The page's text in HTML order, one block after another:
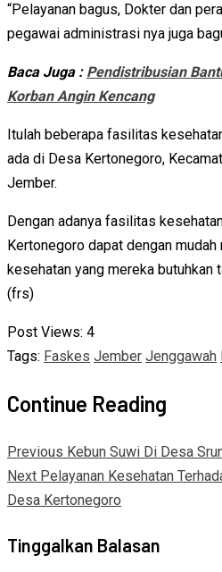
“Pelayanan bagus, Dokter dan
pegawai administrasi nya juga
Baca Juga : Pendistribusian
Korban Angin Kencang
Itulah beberapa fasilitas
ada di Desa Kertonegoro,
Jember.
Dengan adanya fasilitas
Kertonegoro dapat dengan
kesehatan yang mereka butuhkan
(frs)
Post Views: 4
Tags: Faskes Jember Jenggawah
Continue Reading
Previous Kebun Suwi Di Desa
Next Pelayanan Kesehatan
Desa Kertonegoro
Tinggalkan Balasan